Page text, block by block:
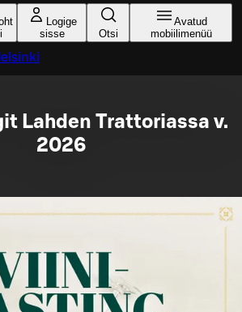
Logige
sisse
Otsi
Avatud
mobiilimenüü
Lahden Trattoriassa v.
2026